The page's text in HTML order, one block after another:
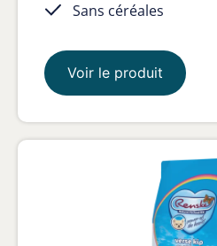
Sans céréales
Voir le produit